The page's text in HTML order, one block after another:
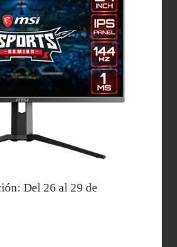
Del 26 al 29 de